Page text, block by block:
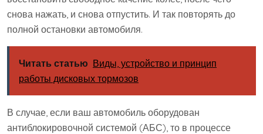
снова нажать, и снова отпустить. И так повторять до
полной остановки автомобиля.
Читать статью Виды, устройство и принцип
работы дисковых тормозов
В случае, если ваш автомобиль оборудован
антиблокировочной системой (АБС), то в процессе